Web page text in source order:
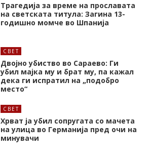
Трагедија за време на прославата
на светската титула: Загина 13-
годишно момче во Шпанија
СВЕТ
Двојно убиство во Сараево: Ги
убил мајка му и брат му, па кажал
дека ги испратил на „подобро
место“
СВЕТ
Хрват ја убил сопругата со мачета
на улица во Германија пред очи на
минувачи